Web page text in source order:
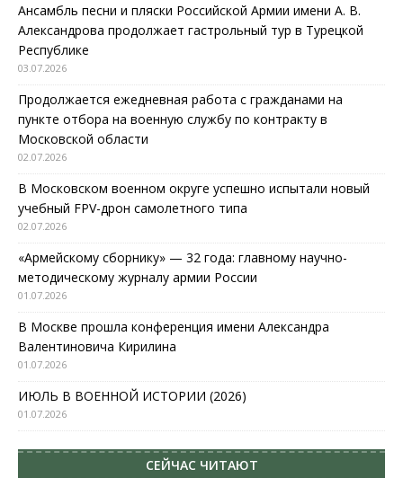
Ансамбль песни и пляски Российской Армии имени А. В.
Александрова продолжает гастрольный тур в Турецкой
Республике
03.07.2026
Продолжается ежедневная работа с гражданами на
пункте отбора на военную службу по контракту в
Московской области
02.07.2026
В Московском военном округе успешно испытали новый
учебный FPV-дрон самолетного типа
02.07.2026
«Армейскому сборнику» — 32 года: главному научно-
методическому журналу армии России
01.07.2026
В Москве прошла конференция имени Александра
Валентиновича Кирилина
01.07.2026
ИЮЛЬ В ВОЕННОЙ ИСТОРИИ (2026)
01.07.2026
СЕЙЧАС ЧИТАЮТ